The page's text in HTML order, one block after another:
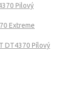
Pilový
Extreme
DT4370 Pílový